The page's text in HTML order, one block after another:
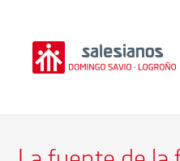
contenido